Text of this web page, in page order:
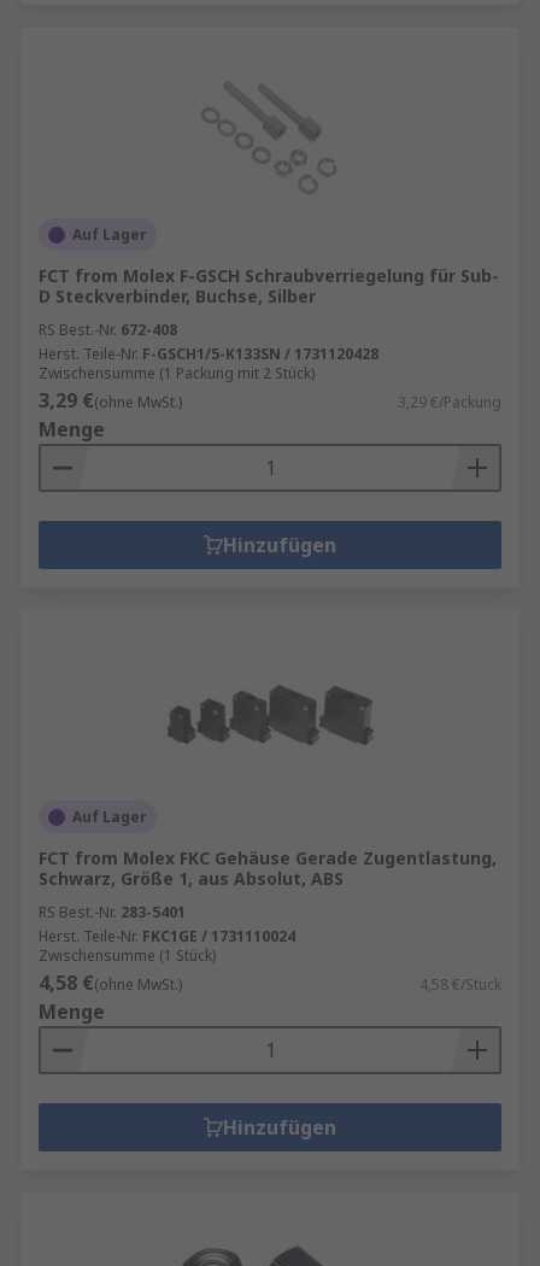
Auf Lager
FCT from Molex F-GSCH Schraubverriegelung für Sub-
D Steckverbinder, Buchse, Silber
RS Best.-Nr. 672-408
Herst. Teile-Nr. F-GSCH1/5-K133SN / 1731120428
Zwischensumme (1 Packung mit 2 Stück)
3,29 €(ohne MwSt.) 3,29 €/Packung
Menge
Hinzufügen
Auf Lager
FCT from Molex FKC Gehäuse Gerade Zugentlastung,
Schwarz, Größe 1, aus Absolut, ABS
RS Best.-Nr. 283-5401
Herst. Teile-Nr. FKC1GE / 1731110024
Zwischensumme (1 Stück)
4,58 €(ohne MwSt.) 4,58 €/Stück
Menge
Hinzufügen